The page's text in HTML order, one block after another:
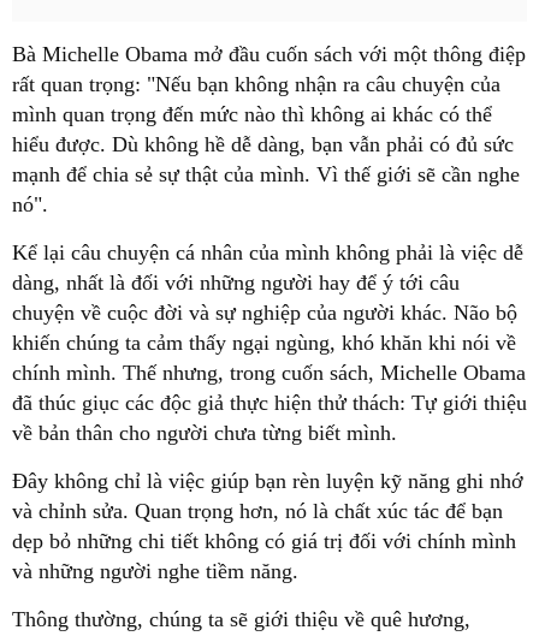
Bà Michelle Obama mở đầu cuốn sách với một thông điệp
rất quan trọng: "Nếu bạn không nhận ra câu chuyện của
mình quan trọng đến mức nào thì không ai khác có thể
hiểu được. Dù không hề dễ dàng, bạn vẫn phải có đủ sức
mạnh để chia sẻ sự thật của mình. Vì thế giới sẽ cần nghe
nó".
Kể lại câu chuyện cá nhân của mình không phải là việc dễ
dàng, nhất là đối với những người hay để ý tới câu
chuyện về cuộc đời và sự nghiệp của người khác. Não bộ
khiến chúng ta cảm thấy ngại ngùng, khó khăn khi nói về
chính mình. Thế nhưng, trong cuốn sách, Michelle Obama
đã thúc giục các độc giả thực hiện thử thách: Tự giới thiệu
về bản thân cho người chưa từng biết mình.
Đây không chỉ là việc giúp bạn rèn luyện kỹ năng ghi nhớ
và chỉnh sửa. Quan trọng hơn, nó là chất xúc tác để bạn
dẹp bỏ những chi tiết không có giá trị đối với chính mình
và những người nghe tiềm năng.
Thông thường, chúng ta sẽ giới thiệu về quê hương,